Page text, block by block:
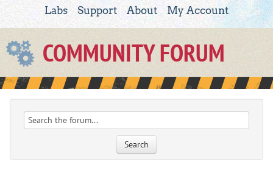
Labs Support About My Account
COMMUNITY FORUM